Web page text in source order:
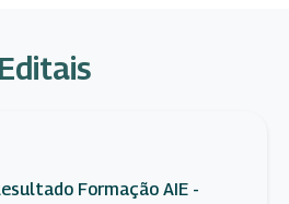
Editais
Formação AIE -